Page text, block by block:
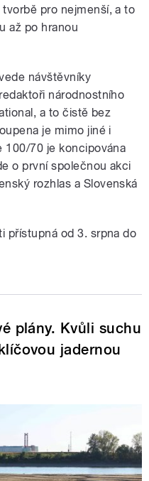
pro nejmenší, a to
až po hranou
návštěvníky
národnostního
a to čistě bez
je mimo jiné i
100/70 je koncipována
o první společnou akci
rozhlas a Slovenská
přístupná od 3. srpna do
plány. Kvůli suchu
jadernou